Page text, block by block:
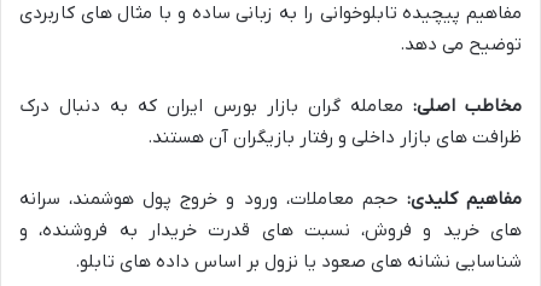
مفاهیم پیچیده تابلوخوانی را به زبانی ساده و با مثال های کاربردی
توضیح می دهد.
مخاطب اصلی: معامله گران بازار بورس ایران که به دنبال درک
ظرافت های بازار داخلی و رفتار بازیگران آن هستند.
مفاهیم کلیدی: حجم معاملات، ورود و خروج پول هوشمند، سرانه
های خرید و فروش، نسبت های قدرت خریدار به فروشنده، و
شناسایی نشانه های صعود یا نزول بر اساس داده های تابلو.